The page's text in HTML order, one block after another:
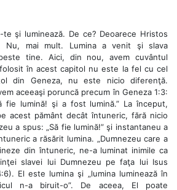
te şi luminează. De ce? Deoarece Hristos
Nu, mai mult. Lumina a venit şi slava
tine. Aici, din nou, avem cuvântul
în acest capitol nu este la fel cu cel
din Geneza, nu este nicio diferenţă.
aceeaşi poruncă precum în Geneza 1:3:
fie lumină! şi a fost lumină.” La început,
acest pământ decât întuneric, fără nicio
a spus: „Să fie lumină!” şi instantaneu a
a răsărit lumina. „Dumnezeu care a
din întuneric, ne-a luminat inimile ca
slavei lui Dumnezeu pe faţa lui Isus
El este lumina şi „lumina luminează în
n-a biruit-o”. De aceea, El poate